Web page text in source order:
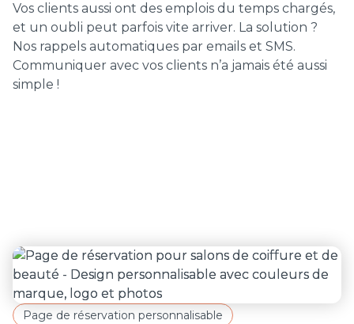
Vos clients aussi ont des emplois du temps chargés,
et un oubli peut parfois vite arriver. La solution ?
Nos rappels automatiques par emails et SMS.
Communiquer avec vos clients n’a jamais été aussi
simple !
Page de réservation personnalisable